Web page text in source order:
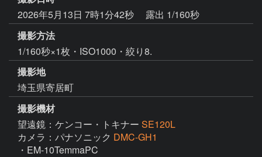
2026年5月13日 7時1分42秒
露出 1/160秒
撮影方法
1/160秒×1枚・ISO1000・絞り8.
撮影地
埼玉県寄居町
撮影機材
望遠鏡：ケンコー・トキナー SE120L
カメラ：パナソニック DMC-GH1
・EM-10TemmaPC